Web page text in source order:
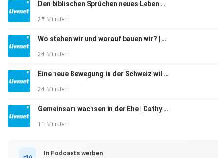
Dir gefällt unsere Arbeit?
Vielen Dank für deinen Beitrag!
Den biblischen Sprüchen neues Leben einhauchen | Andrea und Konrad Blaser
25 Minuten
Wo stehen wir und worauf bauen wir? | Christof Inniger
24 Minuten
Eine neue Bewegung in der Schweiz will Kirche nach aussen denken | David Gronau
24 Minuten
Gemeinsam wachsen in der Ehe | Cathy und Daniel Zindel
11 Minuten
In Podcasts werben